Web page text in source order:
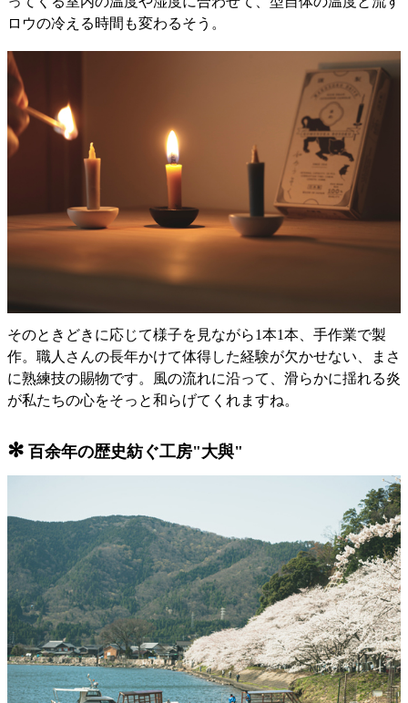
ロウの冷える時間も変わるそう。
そのときどきに応じて様子を見ながら1本1本、手作業で製
作。職人さんの長年かけて体得した経験が欠かせない、まさ
に熟練技の賜物です。風の流れに沿って、滑らかに揺れる炎
が私たちの心をそっと和らげてくれますね。
✻ 百余年の歴史紡ぐ工房"大與"